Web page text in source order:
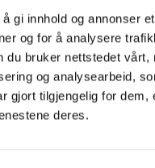
gi innhold og annonser
og for å analysere
du bruker nettstedet vårt,
og analysearbeid,
gjort tilgjengelig for dem,
deres.